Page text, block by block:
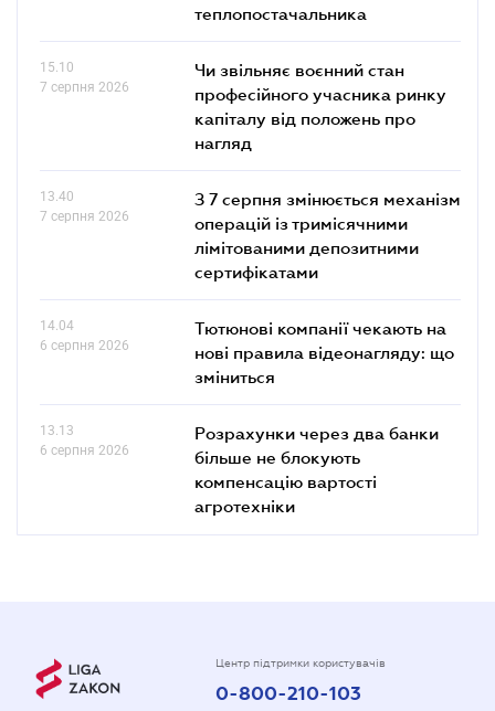
теплопостачальника
15.10
7 серпня 2026
Чи звільняє воєнний стан
професійного учасника ринку
капіталу від положень про
нагляд
13.40
7 серпня 2026
З 7 серпня змінюється механізм
операцій із тримісячними
лімітованими депозитними
сертифікатами
14.04
6 серпня 2026
Тютюнові компанії чекають на
нові правила відеонагляду: що
зміниться
13.13
6 серпня 2026
Розрахунки через два банки
більше не блокують
компенсацію вартості
агротехніки
Центр підтримки користувачів
0-800-210-103